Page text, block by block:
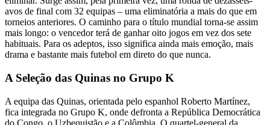
avos de final com 32 equipas – uma eliminatória a mais do que em
torneios anteriores. O caminho para o título mundial torna-se assim
mais longo: o vencedor terá de ganhar oito jogos em vez dos sete
habituais. Para os adeptos, isso significa ainda mais emoção, mais
drama e bastante mais futebol em direto do que nunca.
A Seleção das Quinas no Grupo K
A equipa das Quinas, orientada pelo espanhol Roberto Martínez,
fica integrada no Grupo K, onde defronta a República Democrática
do Congo, o Uzbequistão e a Colômbia. O quartel-general da